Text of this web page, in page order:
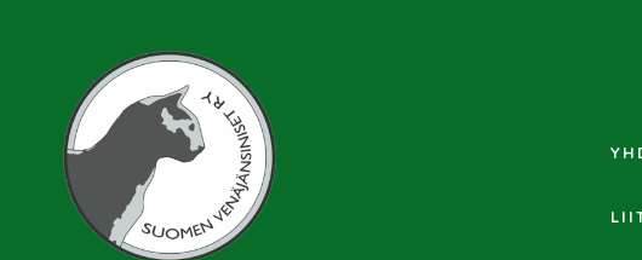
Venäjänsininen